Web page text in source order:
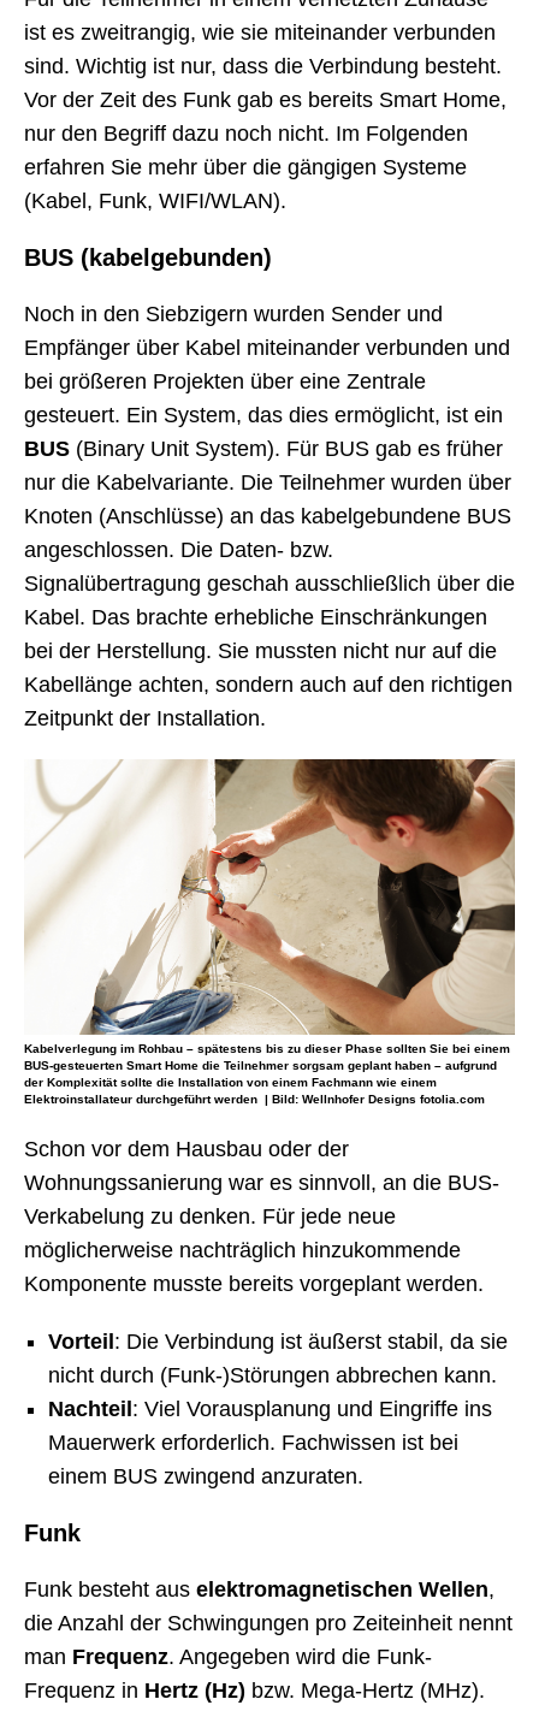
Strom verbraucht, wie dies bei Fernsehern,
Spielkonsolen, Receivern, Multimedia-Geräten oft
der Fall ist. Die Standby-Funktion ermöglicht, dass
Ihre Geräte sofort wieder anspringen, wenn Sie die
Geräte-Fernbedienung oder die Power-Taste
drücken. Ohne Komfort-Lösung bedeutet dies für
die in den Standby-Modus fallen würden.
Hier stellt die Steckdosenleiste mit
Sicherheitsschalter bereits eine gewisse Komfort-
Lösung dar. Der Sicherheitsschalter trennt die
gesamte Steckdose vom Stromnetz und somit
auch alle angeschlossenen Geräte. Auf einer
Steckdosenleiste haben Sie jedoch nur begrenzt
Steckplätze zur Verfügung, die sich auch noch
hinsichtlich der anzuschließenden Steckvarianten
unterscheiden (Schuko vs. Flachstecker).
Außerdem müssen Sie die Leiste so platzieren,
dass Sie den Schalter manuell betätigen können.
Zudem gibt es bei dieser Leiste nur den ALL-
Schalter. Alle Geräte werden entweder an- oder
ausgeschaltet. Individuelle Lösungen sind
vorhanden, aber derzeit noch sehr wenige. Der
Vorteil liegt darin, dass der Standby-Modus relativ
komfortabel umgangen werden kann. Nachteilig
kann sich die Steckplatzbegrenzung auswirken.
Hinzu kommt, dass der Schalter manuell betätigt
werden muss und bei herkömmlichen Varianten
gibt es auch keine individuelle Lösung, entweder
alle Geräte schalten an oder aus.
Funk-oder WLAN-Steckdosenfunktionieren
elektrische Geräte anschließen, können Sie auf
noch komfortablere Weise Strom sparen – mittels
Fernsteuerung. Drücken Sie dazu dieOFF-Taste
auf der Fernbedienung für die Steckdosen oder in
Ihrer App und Sietrennen die Steckdose und
Empfänger (Aktor) und Sender: Funk-Steckdose mit Fernbedienung für 3 Kanäle,
das heißt: drei Funk-Teilnehmer (Steckdosen, Schalter, Melder) lassen sich
fernsteuern | Bild: buFka fotolia.com
ist es zweitrangig, wie sie miteinander verbunden
sind. Wichtig ist nur, dass die Verbindung besteht.
Vor der Zeit des Funk gab es bereits Smart Home,
nur den Begriff dazu noch nicht. Im Folgenden
erfahren Sie mehr über die gängigen Systeme
(Kabel, Funk, WIFI/WLAN).
BUS (kabelgebunden)
Noch in den Siebzigern wurden Sender und
Empfänger über Kabel miteinander verbunden und
bei größeren Projekten über eine Zentrale
gesteuert. Ein System, das dies ermöglicht, ist ein
BUS (Binary Unit System). Für BUS gab es früher
nur die Kabelvariante. Die Teilnehmer wurden über
Knoten (Anschlüsse) an das kabelgebundene BUS
angeschlossen. Die Daten- bzw.
Signalübertragung geschah ausschließlich über die
Kabel. Das brachte erhebliche Einschränkungen
bei der Herstellung. Sie mussten nicht nur auf die
Kabellänge achten, sondern auch auf den richtigen
Zeitpunkt der Installation.
Kabelverlegung im Rohbau – spätestens bis zu dieser Phase sollten Sie bei einem
BUS-gesteuerten Smart Home die Teilnehmer sorgsam geplant haben – aufgrund
der Komplexität sollte die Installation von einem Fachmann wie einem
Elektroinstallateur durchgeführt werden | Bild: Wellnhofer Designs fotolia.com
Schon vor dem Hausbau oder der
Wohnungssanierung war es sinnvoll, an die BUS-
Verkabelung zu denken. Für jede neue
möglicherweise nachträglich hinzukommende
Komponente musste bereits vorgeplant werden.
Vorteil : Die Verbindung ist äußerst stabil, da sie
nicht durch (Funk-)Störungen abbrechen kann.
Nachteil : Viel Vorausplanung und Eingriffe ins
Mauerwerk erforderlich. Fachwissen ist bei
einem BUS zwingend anzuraten.
Funk
Funk besteht aus elektromagnetischen Wellen,
die Anzahl der Schwingungen pro Zeiteinheit nennt
man Frequenz. Angegeben wird die Funk-
Frequenz in Hertz (Hz) bzw. Mega-Hertz (MHz).